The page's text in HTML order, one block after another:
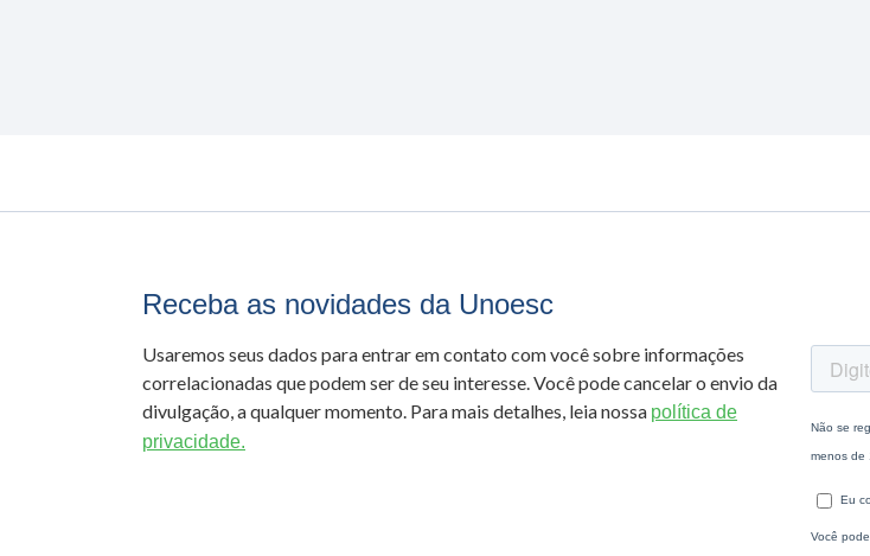
Receba as novidades da Unoesc
Usaremos seus dados para entrar em contato com você sobre informações
correlacionadas que podem ser de seu interesse. Você pode cancelar o envio da
divulgação, a qualquer momento. Para mais detalhes, leia nossa política de
privacidade.